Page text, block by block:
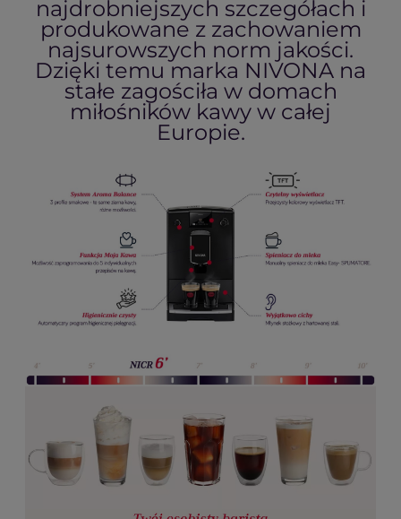
najdrobniejszych szczegółach i
produkowane z zachowaniem
najsurowszych norm jakości.
Dzięki temu marka NIVONA na
stałe zagościła w domach
miłośników kawy w całej
Europie.